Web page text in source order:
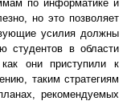
по информатике и
но это позволяет
усилия должны
студентов в области
они приступили к
таким стратегиям
рекомендуемых